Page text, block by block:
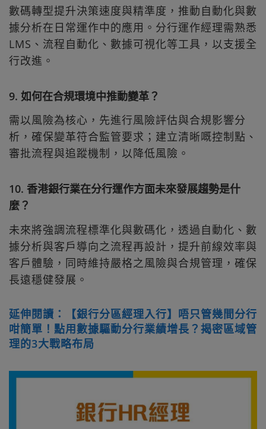
數碼轉型提升決策速度與精準度，推動自動化與數
據分析在日常運作中的應用。分行運作經理需熟悉
LMS、流程自動化、數據可視化等工具，以支援全
行改進。
9. 如何在合規環境中推動變革？
需以風險為核心，先進行風險評估與合規影響分
析，確保變革符合監管要求；建立清晰嘅控制點、
審批流程與追蹤機制，以降低風險。
10. 香港銀行業在分行運作方面未來發展趨勢是什
麼？
未來將強調流程標準化與數碼化，透過自動化、數
據分析與客戶導向之流程再設計，提升前線效率與
客戶體驗，同時維持嚴格之風險與合規管理，確保
長遠穩健發展。
延伸閱讀：【銀行分區經理入行】唔只管幾間分行
咁簡單！點用數據驅動分行業績增長？揭密區域管
理的3大戰略布局